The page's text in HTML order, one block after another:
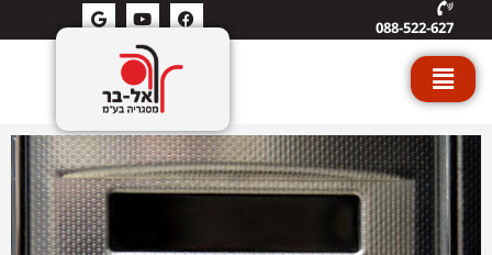
088-522-627